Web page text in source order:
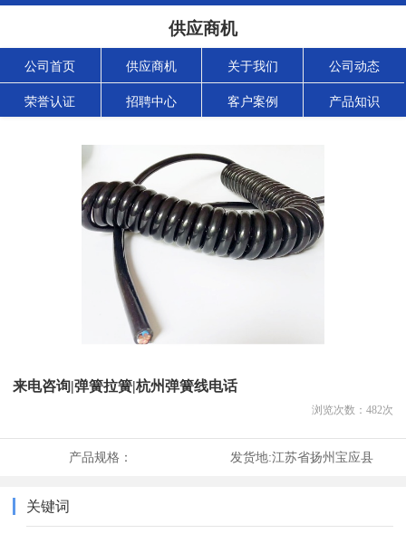
供应商机
公司首页 供应商机 关于我们 公司动态
荣誉认证 招聘中心 客户案例 产品知识
来电咨询|弹簧拉簧|杭州弹簧线电话
浏览次数： 482次
产品规格： 发货地:江苏省扬州宝应县
关键词